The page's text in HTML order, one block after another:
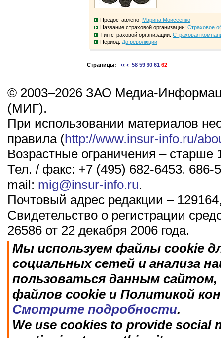
Предоставлено: Марина Моисеенко
Название страховой организации: Страховое
Тип страховой организации: Страховая
Период: До революции
Страницы: 58 59 60 61 62
© 2003–2026 ЗАО Медиа-
(МИГ).
При использовании материалов
правила (http://www.insur-info.ru/
Возрастные ограничения – старше
Тел. / факс: +7 (495) 682-6453, 686-
mail: mig@insur-info.ru.
Почтовый адрес редакции –
Свидетельство о регистрации
26586 от 22 декабря 2006 года.
Мы используем файлы cookie
социальных сетей и анализа
пользоваться данным
файлов cookie и Политикой
Смотрите подробности.
We use cookies to provide social